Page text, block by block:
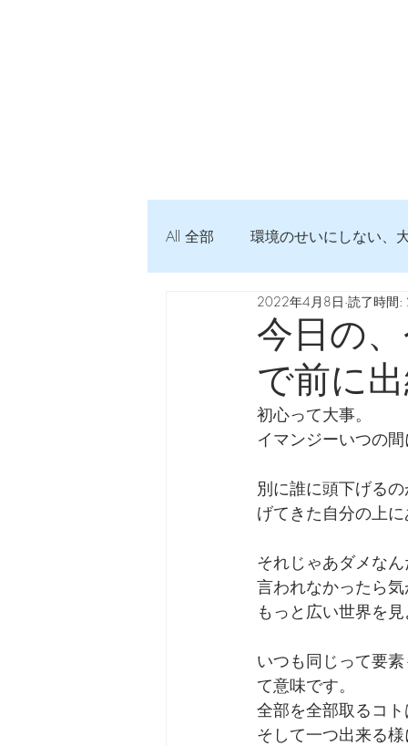
All 全部 環境のせいにしない、
弦交換の記録 DTM 始め
Imanjy Studio 使われているモノ
今日の
で前に
2022年4月8日 読了時間:
初心って大事。
イマンジーいつの
別に誰に頭下げる
げてきた自分の上
それじゃあダメな
言われなかったら
もっと広い世界を
いつも同じって要
て意味です。
全部を全部取るコ
そして一つ出来る